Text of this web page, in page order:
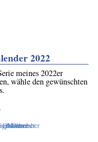
2022
meines 2022er
wähle den gewünschten
Oktober
November
Dezember